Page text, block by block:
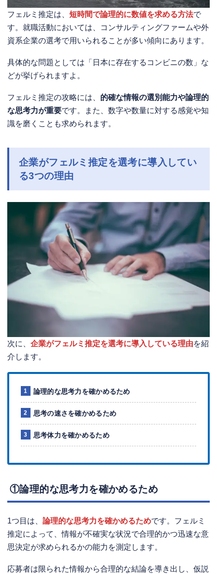
フェルミ推定は、 短時間で論理的に数値を求める方法で
す。就職活動においては、コンサルティングファームや外
資系企業の選考で用いられることが多い傾向にあります。
具体的な問題としては「日本に存在するコンビニの数」な
どが挙げられますよ。
フェルミ推定の攻略には、 的確な情報の選別能力や論理的
な思考力が重要です。また、数字や数量に対する感覚や知
識を磨くことも求められます。
企業がフェルミ推定を選考に導入してい
る3つの理由
次に、 企業がフェルミ推定を選考に導入している理由を紹
介します。
論理的な思考力を確かめるため
思考の速さを確かめるため
思考体力を確かめるため
①論理的な思考力を確かめるため
1つ目は、 論理的な思考力を確かめるためです。フェルミ
推定によって、情報が不確実な状況で合理的かつ迅速な意
思決定が求められるかの能力を測定します。
応募者は限られた情報から合理的な結論を導き出し、仮説